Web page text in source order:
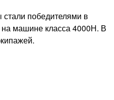
победителями в
на машине класса 4000Н. В